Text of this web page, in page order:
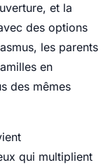
et la
des options
les parents
en
des mêmes
qui multiplient